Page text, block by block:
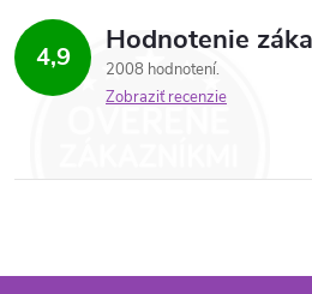
4,9 Hodnotenie
2008 hodnotení
Zobraziť recenzie